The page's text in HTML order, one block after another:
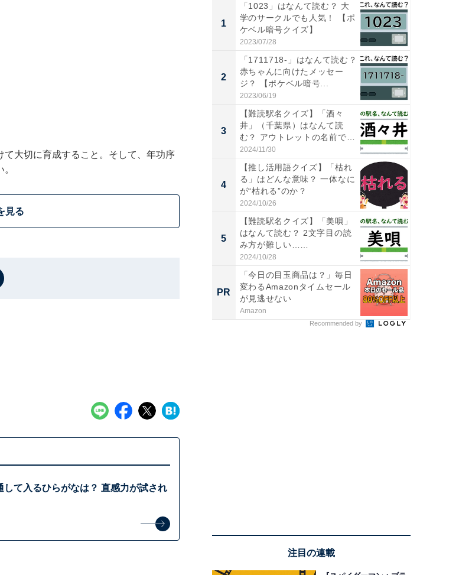
大切に育成すること。そして、年功序
見る
して入るひらがなは？ 直感力が試され
1
「1023」はなんて読む？ 大
学のサークルでも人気！ 【ポ
ケベル暗号クイズ】
2023/07/28
2
「1711718-」はなんて読む？
赤ちゃんに向けたメッセー
ジ？ 【ポケベル暗号...
2023/06/19
3
【難読駅名クイズ】「酒々
井」（千葉県）はなんて読
む？ アウトレットの名前でお
なじ...
2024/11/30
4
【推し活用語クイズ】「枯れ
る」はどんな意味？ 一体なに
が“枯れる”のか？
2024/10/26
5
【難読駅名クイズ】「美唄」
はなんて読む？ 2文字目の読
み方が難しい……
2024/10/28
PR
「今日の目玉商品は？」毎日
変わるAmazonタイムセール
が見逃せない
Amazon
Recommended by
注目の連載